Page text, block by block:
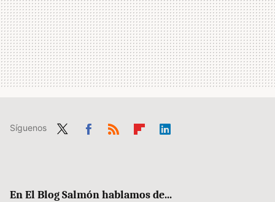
Síguenos
En El Blog Salmón hablamos de...